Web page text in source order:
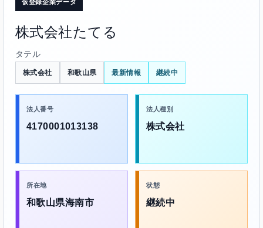
仮登録企業データ
株式会社たてる
タテル
株式会社 和歌山県 最新情報 継続中
法人番号
4170001013138
法人種別
株式会社
所在地
和歌山県海南市
状態
継続中